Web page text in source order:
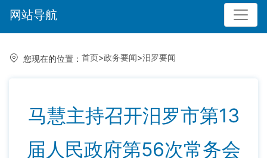
网站导航
您现在的位置： 首页>政务要闻>汨罗要闻
马慧主持召开汨罗市第13
届人民政府第56次常务会